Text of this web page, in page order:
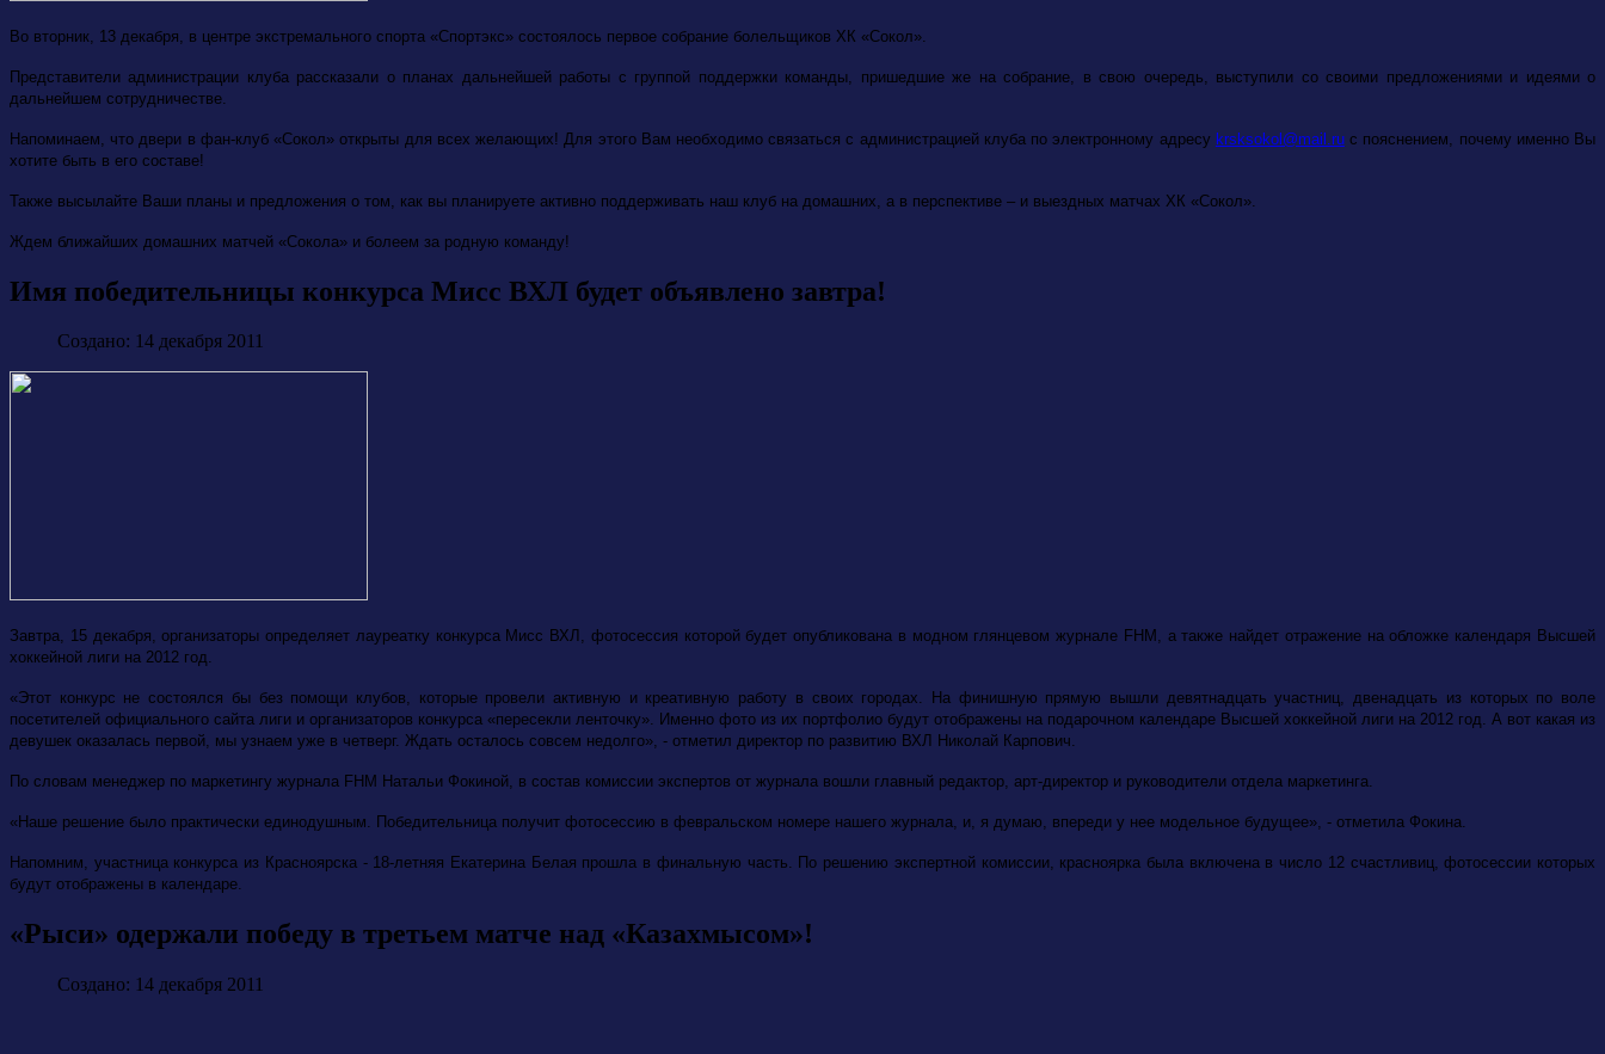
Во вторник, 13 декабря, в центре экстремального спорта «Спортэкс» состоялось первое собрание болельщиков ХК «Сокол».
Представители администрации клуба рассказали о планах дальнейшей работы с группой поддержки команды, пришедшие же на собрание, в свою очередь, выступили со своими предложениями и идеями о
дальнейшем сотрудничестве.
Напоминаем, что двери в фан-клуб «Сокол» открыты для всех желающих! Для этого Вам необходимо связаться с администрацией клуба по электронному адресу krsksokol@mail.ru с пояснением, почему именно Вы
хотите быть в его составе!
Также высылайте Ваши планы и предложения о том, как вы планируете активно поддерживать наш клуб на домашних, а в перспективе – и выездных матчах ХК «Сокол».
Ждем ближайших домашних матчей «Сокола» и болеем за родную команду!
Имя победительницы конкурса Мисс ВХЛ будет объявлено завтра!
Создано: 14 декабря 2011
Завтра, 15 декабря,организаторы определяет лауреатку конкурса Мисс ВХЛ, фотосессия которой будет опубликована в модном глянцевом журнале FHM, а также найдет отражение на обложке календаря Высшей
хоккейной лиги на 2012 год.
«Этот конкурс не состоялся бы без помощи клубов, которые провели активную и креативную работу в своих городах. На финишную прямую вышли девятнадцать участниц, двенадцать из которых по воле
посетителей официального сайта лиги и организаторов конкурса «пересекли ленточку». Именно фото из их портфолио будут отображены на подарочном календаре Высшей хоккейной лиги на 2012 год. А вот какая из
девушек оказалась первой, мы узнаем уже в четверг. Ждать осталось совсем недолго», - отметил директор по развитию ВХЛ Николай Карпович.
По словам менеджер по маркетингу журнала FHM Натальи Фокиной, в состав комиссии экспертов от журнала вошли главный редактор, арт-директор и руководители отдела маркетинга.
«Наше решение было практически единодушным. Победительница получит фотосессию в февральском номере нашего журнала, и, я думаю, впереди у нее модельное будущее», - отметила Фокина.
Напомним, участница конкурса из Красноярска - 18-летняя Екатерина Белая прошла в финальную часть. По решению экспертной комиссии, красноярка была включена в число 12 счастливиц, фотосессии которых
будут отображены в календаре.
«Рыси» одержали победу в третьем матче над «Казахмысом»!
Создано: 14 декабря 2011